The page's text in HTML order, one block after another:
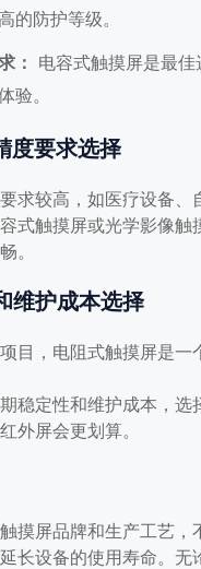
的防护等级。
： 电容式触摸屏是最
验。
度要求选择
求较高，如医疗设备、
式触摸屏或光学影像触
。
维护成本选择
目，电阻式触摸屏是一
稳定性和维护成本，选
外屏会更划算。
摸屏品牌和生产工艺，
长设备的使用寿命。无